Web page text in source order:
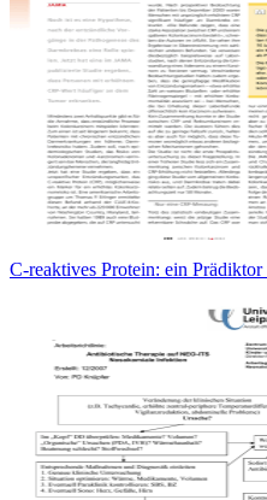
C-reaktives Protein: ein